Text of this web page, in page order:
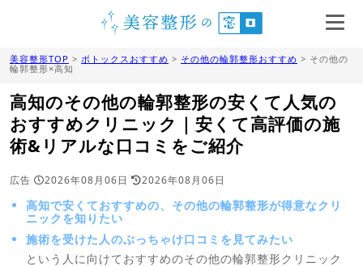
美容整形TOP > ボトックスおすすめ > その他の輪郭整形おすすめ > その他の
輪郭整形×高知
高知のその他の輪郭整形の安くて人気の
おすすめクリニック｜安くて高評価の施
術&リアルな口コミをご紹介
広告 2026年08月06日 2026年08月06日
高知で安くておすすめの、その他の輪郭整形が得意なクリ
ニックを知りたい
施術を受けた人のぶっちゃけ口コミを見てみたい
という人に向けておすすめのその他の輪郭整形クリニック